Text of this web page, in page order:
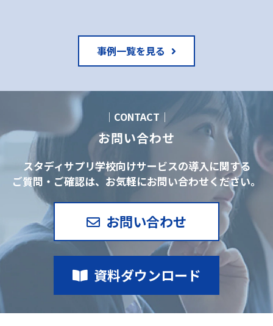
事例一覧を見る
｜CONTACT｜
お問い合わせ
スタディサプリ学校向けサービスの導入に関する
ご質問・ご確認は、お気軽にお問い合わせください。
お問い合わせ
資料ダウンロード